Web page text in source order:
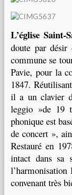
L’église Saint-
doute par
commune se
Pavie, pour la
1847.
il a un clavier
leggio »de 19
phonique est
de concert »,
Restauré en
intact dans sa
convenant très